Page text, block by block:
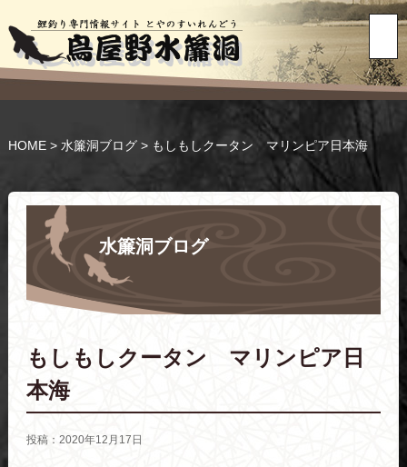
HOME> 水簾洞ブログ> もしもしクータン マリンピア日本海
水簾洞ブログ
もしもしクータン マリンピア日
本海
投稿：2020年12月17日